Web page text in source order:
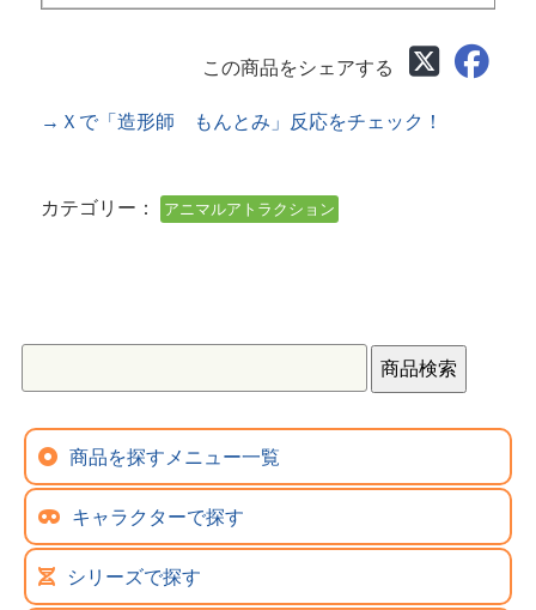
この商品をシェアする
→Ｘで「造形師 もんとみ」反応をチェック！
カテゴリー： アニマルアトラクション
商品を探すメニュー一覧
キャラクターで探す
シリーズで探す